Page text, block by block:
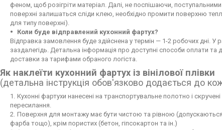
феном, щоб розігріти матеріал. Далі, не поспішаючи,
поверхні залишаться сліди клею, необхідно промити поверхню
для типу поверхні).
Коли буде відправлений кухонний фартух?
Відправка замовлення буде здійснена у термін — 1-2 робочих дні.
заздалегідь. Детальна інформація про доступні способи оплати та
доставки за тарифами обраного логіста.
Як наклеїти кухонний фартух із вінілової плівки
(детальна інструкція обов'язково додається до
Кухонні фартухи нанесені на транспортувальне полотно і
пересилання.
Поверхня для монтажу має бути чистою та рівною (допускаються
фарба тощо), крім пористих (бетон, гіпсокартон та ін.)